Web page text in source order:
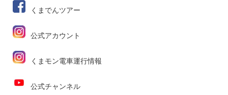
くまでんツアー
公式アカウント
くまモン電車運行情報
公式チャンネル